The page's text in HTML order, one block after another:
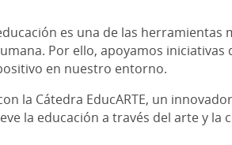
es una de las herramientas
Por ello, apoyamos iniciativas
en nuestro entorno.
la Cátedra EducARTE, un
la educación a través del arte y la